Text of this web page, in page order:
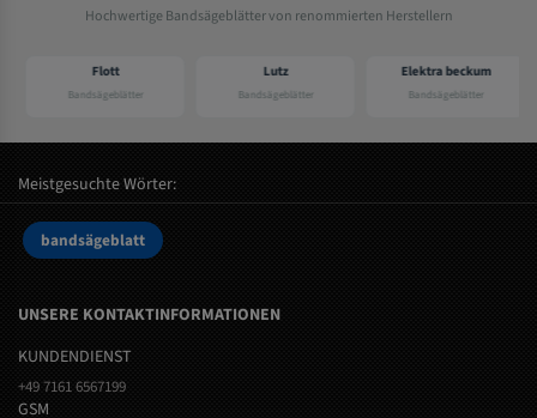
Hochwertige Bandsägeblätter von renommierten Herstellern
Flott
Bandsägeblätter
Lutz
Bandsägeblätter
Elektra beckum
Bandsägeblätter
Meistgesuchte Wörter:
bandsägeblatt
UNSERE KONTAKTINFORMATIONEN
KUNDENDIENST
+49 7161 6567199
GSM